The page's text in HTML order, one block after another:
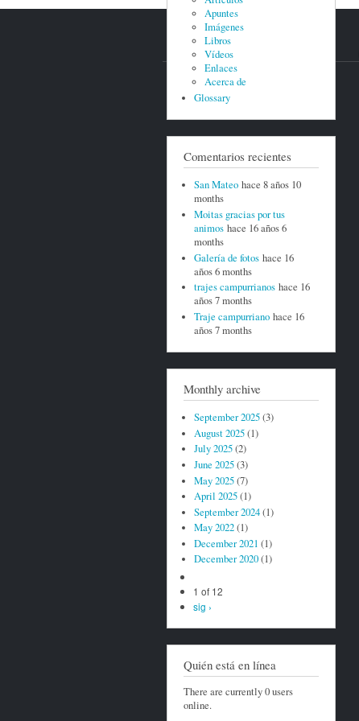
Apuntes
Imágenes
Libros
Vídeos
Enlaces
Acerca de
Glossary
Comentarios recientes
San Mateo hace 8 años 10
months
Moitas gracias por tus
animos hace 16 años 6
months
Galería de fotos hace 16
años 6 months
trajes campurrianos hace 16
años 7 months
Traje campurriano hace 16
años 7 months
Monthly archive
September 2025(3)
August 2025(1)
July 2025(2)
June 2025(3)
May 2025(7)
April 2025(1)
September 2024(1)
May 2022(1)
December 2021 (1)
December 2020(1)
1 of 12
sig ›
Quién está en línea
There are currently 0 users
online.